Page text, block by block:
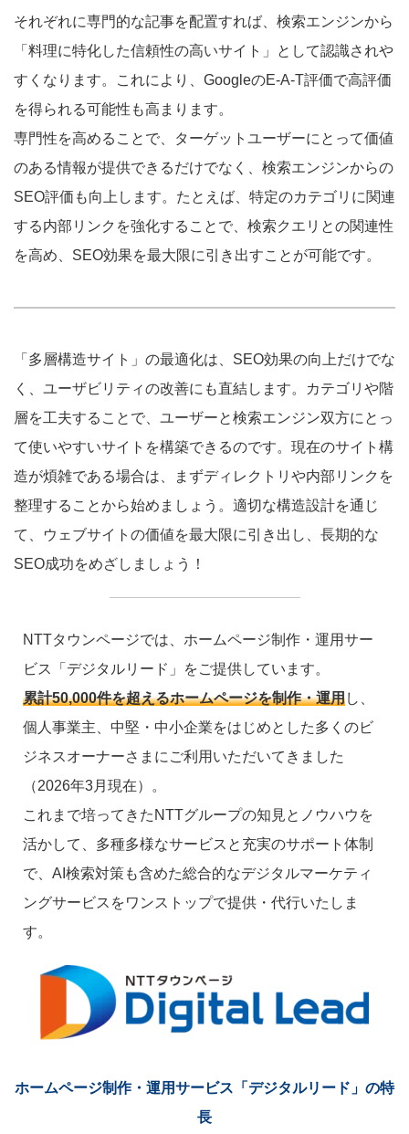
それぞれに専門的な記事を配置すれば、検索エンジンから
「料理に特化した信頼性の高いサイト」として認識されや
すくなります。これにより、GoogleのE-A-T評価で高評価
を得られる可能性も高まります。
専門性を高めることで、ターゲットユーザーにとって価値
のある情報が提供できるだけでなく、検索エンジンからの
SEO評価も向上します。たとえば、特定のカテゴリに関連
する内部リンクを強化することで、検索クエリとの関連性
を高め、SEO効果を最大限に引き出すことが可能です。
「多層構造サイト」の最適化は、SEO効果の向上だけでな
く、ユーザビリティの改善にも直結します。カテゴリや階
層を工夫することで、ユーザーと検索エンジン双方にとっ
て使いやすいサイトを構築できるのです。現在のサイト構
造が煩雑である場合は、まずディレクトリや内部リンクを
整理することから始めましょう。適切な構造設計を通じ
て、ウェブサイトの価値を最大限に引き出し、長期的な
SEO成功をめざしましょう！
NTTタウンページでは、ホームページ制作・運用サー
ビス「デジタルリード」をご提供しています。
累計50,000件を超えるホームページを制作・運用し、
個人事業主、中堅・中小企業をはじめとした多くのビ
ジネスオーナーさまにご利用いただいてきました
（2026年3月現在）。
これまで培ってきたNTTグループの知見とノウハウを
活かして、多種多様なサービスと充実のサポート体制
で、AI検索対策も含めた総合的なデジタルマーケティ
ングサービスをワンストップで提供・代行いたしま
す。
ホームページ制作・運用サービス 「デジタルリード」の特
長